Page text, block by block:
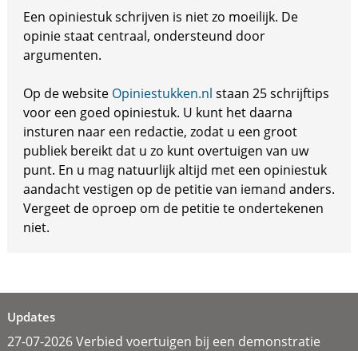
Een opiniestuk schrijven is niet zo moeilijk. De
opinie staat centraal, ondersteund door
argumenten.
Op de website Opiniestukken.nl staan 25 schrijftips
voor een goed opiniestuk. U kunt het daarna
insturen naar een redactie, zodat u een groot
publiek bereikt dat u zo kunt overtuigen van uw
punt. En u mag natuurlijk altijd met een opiniestuk
aandacht vestigen op de petitie van iemand anders.
Vergeet de oproep om de petitie te ondertekenen
niet.
Updates
27-07-2026 Verbied voertuigen bij een demonstratie